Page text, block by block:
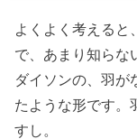
よくよく考えると
で、あまり知らな
ダイソンの、羽が
たような形です。
すし。